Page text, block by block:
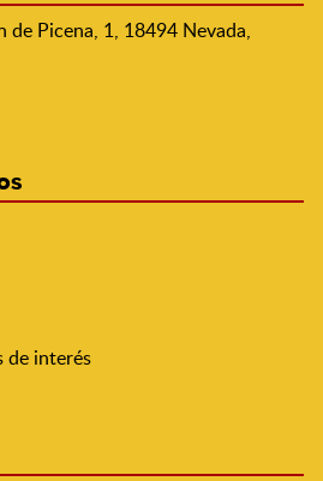
de Picena, 1, 18494 Nevada,
de interés